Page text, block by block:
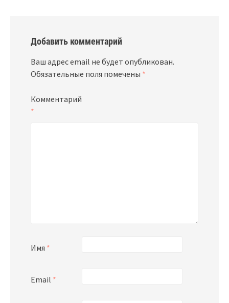
Добавить комментарий
Ваш адрес email не будет опубликован.
Обязательные поля помечены *
Комментарий
*
Имя *
Email *